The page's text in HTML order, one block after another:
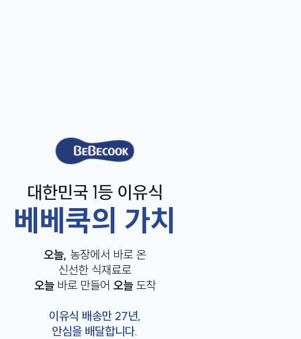
대한민국 1등 이유식
베베쿡의 가치
오늘, 농장에서 바로 온
신선한 식재료로
오늘바로 만들어 오늘도착
이유식 배송만 27년,
안심을 배달합니다.